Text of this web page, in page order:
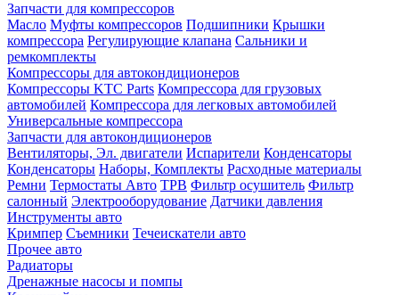
Запчасти для компрессоров
Масло Муфты компрессоров Подшипники Крышки
компрессора Регулирующие клапана Сальники и
ремкомплекты
Компрессоры для автокондиционеров
Компрессоры KTC Parts Компрессора для грузовых
автомобилей Компрессора для легковых автомобилей
Универсальные компрессора
Запчасти для автокондиционеров
Вентиляторы, Эл. двигатели Испарители Конденсаторы
Конденсаторы Наборы, Комплекты Расходные материалы
Ремни Термостаты Авто ТРВ Фильтр осушитель Фильтр
салонный Электрооборудование Датчики давления
Инструменты авто
Кримпер Съемники Течеискатели авто
Прочее авто
Радиаторы
Дренажные насосы и помпы